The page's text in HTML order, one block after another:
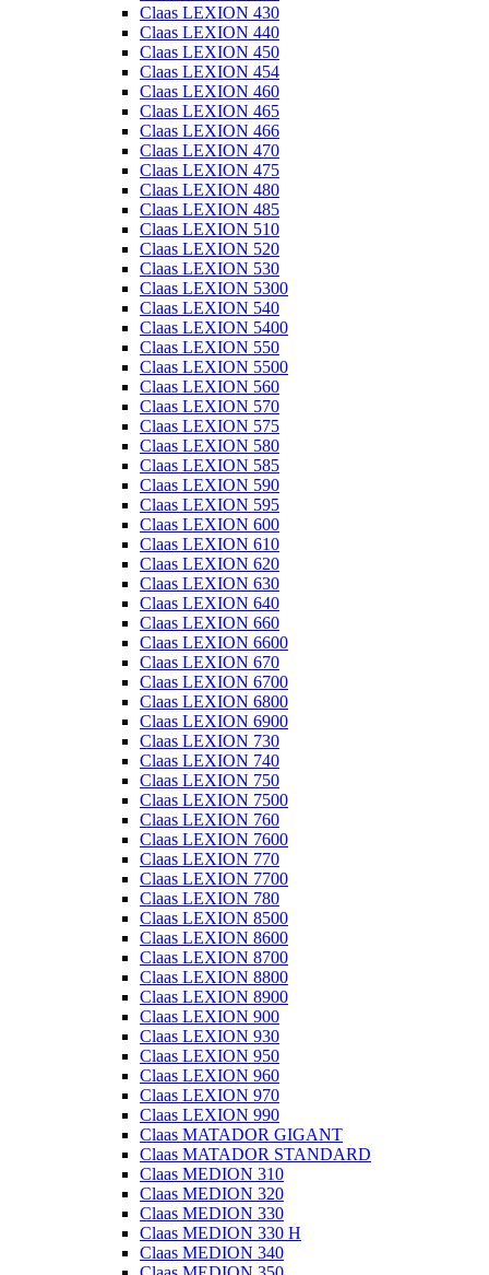
Claas LEXION 430
Claas LEXION 440
Claas LEXION 450
Claas LEXION 454
Claas LEXION 460
Claas LEXION 465
Claas LEXION 466
Claas LEXION 470
Claas LEXION 475
Claas LEXION 480
Claas LEXION 485
Claas LEXION 510
Claas LEXION 520
Claas LEXION 530
Claas LEXION 5300
Claas LEXION 540
Claas LEXION 5400
Claas LEXION 550
Claas LEXION 5500
Claas LEXION 560
Claas LEXION 570
Claas LEXION 575
Claas LEXION 580
Claas LEXION 585
Claas LEXION 590
Claas LEXION 595
Claas LEXION 600
Claas LEXION 610
Claas LEXION 620
Claas LEXION 630
Claas LEXION 640
Claas LEXION 660
Claas LEXION 6600
Claas LEXION 670
Claas LEXION 6700
Claas LEXION 6800
Claas LEXION 6900
Claas LEXION 730
Claas LEXION 740
Claas LEXION 750
Claas LEXION 7500
Claas LEXION 760
Claas LEXION 7600
Claas LEXION 770
Claas LEXION 7700
Claas LEXION 780
Claas LEXION 8500
Claas LEXION 8600
Claas LEXION 8700
Claas LEXION 8800
Claas LEXION 8900
Claas LEXION 900
Claas LEXION 930
Claas LEXION 950
Claas LEXION 960
Claas LEXION 970
Claas LEXION 990
Claas MATADOR GIGANT
Claas MATADOR STANDARD
Claas MEDION 310
Claas MEDION 320
Claas MEDION 330
Claas MEDION 330 H
Claas MEDION 340